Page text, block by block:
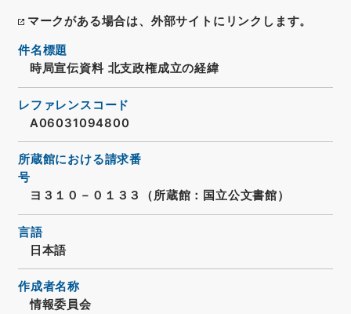
マークがある場合は、外部サイトにリンクします。
件名標題
時局宣伝資料 北支政権成立の経緯
レファレンスコード
A06031094800
所蔵館における請求番
号
ヨ３１０－０１３３（所蔵館：国立公文書館）
言語
日本語
作成者名称
情報委員会